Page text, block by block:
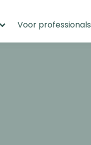
Voor professionals